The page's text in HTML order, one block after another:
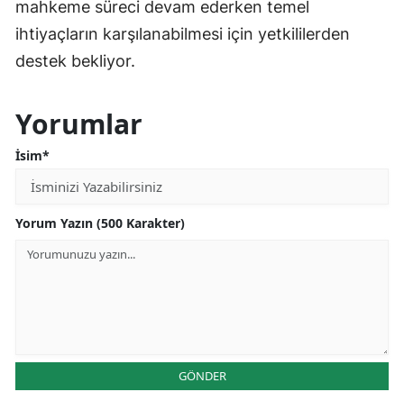
mahkeme süreci devam ederken temel
ihtiyaçların karşılanabilmesi için yetkililerden
destek bekliyor.
Yorumlar
İsim*
Yorum Yazın (500 Karakter)
GÖNDER